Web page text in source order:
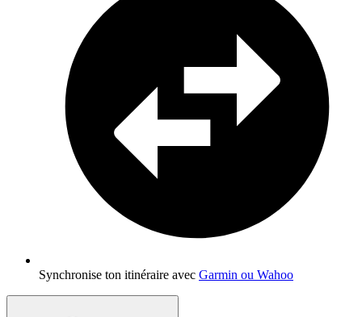
Synchronise ton itinéraire avec Garmin ou Wahoo